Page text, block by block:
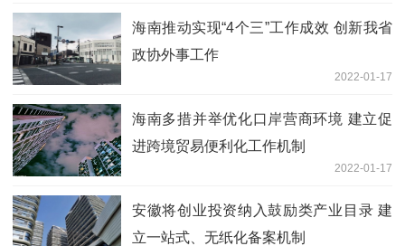
海南推动实现“4个三”工作成效 创新我省
政协外事工作
2022-01-17
海南多措并举优化口岸营商环境 建立促
进跨境贸易便利化工作机制
2022-01-17
安徽将创业投资纳入鼓励类产业目录 建
立一站式、无纸化备案机制